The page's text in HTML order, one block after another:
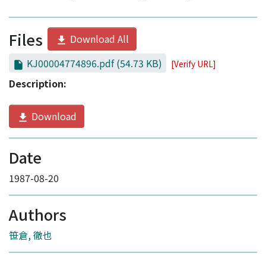
Files
Download All
KJ00004774896.pdf(54.73 KB) [Verify URL]
Description:
Download
Date
1987-08-20
Authors
笹倉, 徹也